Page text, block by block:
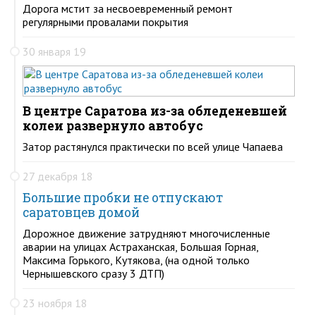
Дорога мстит за несвоевременный ремонт
регулярными провалами покрытия
30 января 19
В центре Саратова из-за обледеневшей
колеи развернуло автобус
Затор растянулся практически по всей улице Чапаева
27 декабря 18
Большие пробки не отпускают
саратовцев домой
Дорожное движение затрудняют многочисленные
аварии на улицах Астраханская, Большая Горная,
Максима Горького, Кутякова, (на одной только
Чернышевского сразу 3 ДТП)
23 ноября 18